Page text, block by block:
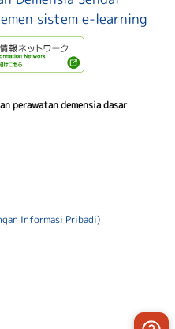
sistem e-learning
perawatan demensia dasar
Informasi Pribadi)